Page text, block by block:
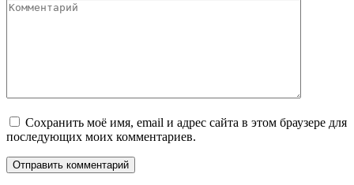
Сохранить моё имя, email и адрес сайта в этом браузере для
последующих моих комментариев.